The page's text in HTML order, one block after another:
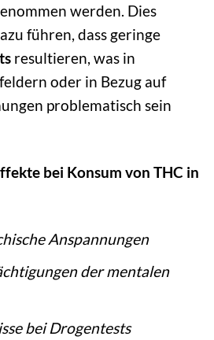
werden. Dies
führen, dass geringe
resultieren, was in
oder in Bezug auf
problematisch sein
bei Konsum von THC in
Anspannungen
der mentalen
bei Drogentests